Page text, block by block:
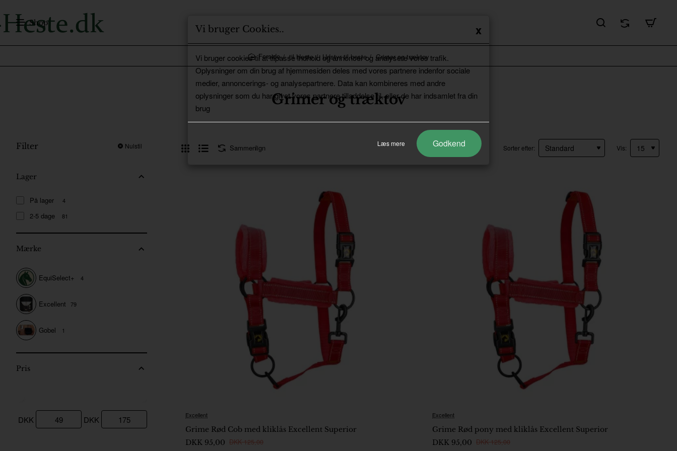
Shop
Grimer og træktov
home
til Heste Udstyr til heste Grimer og træktov
Filter Nulstil
Lager
På lager 4
2-5 dage 81
Mærke
EquiSelect+ 4
Excellent 79
Gobel 1
Pris
DKK DKK
Sammenlign Sorter efter: Vis:
Excellent
Grime Rød Cob med kliklås Excellent Superior
DKK 95,00 DKK 125,00
Excellent
Grime Rød pony med kliklås Excellent Superior
DKK 95,00 DKK 125,00
Vi bruger Cookies..
Vi bruger cookies til at tilpasse indhold og annoncer og analysere vores trafik.
Oplysninger om din brug af hjemmesiden deles med vores partnere indenfor sociale
medier, annoncerings- og analysepartnere. Data kan kombineres med andre
oplysninger som du har givet vores partnere tilladdelse til, eller de har indsamlet fra din
brug
Læs mere Godkend